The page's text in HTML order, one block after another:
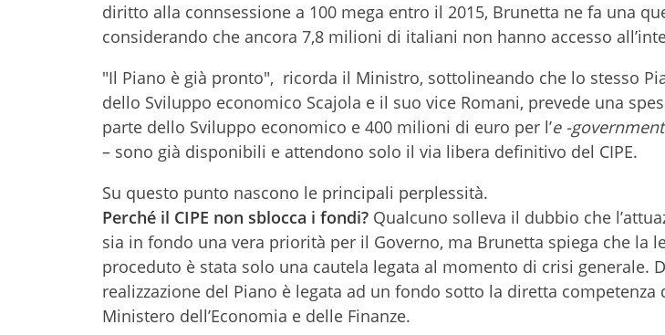
diritto alla connsessione a 100 mega entro il 2015, Brunetta ne fa una
considerando che ancora 7,8 milioni di italiani non hanno accesso
"Il Piano è già pronto", ricorda il Ministro, sottolineando che lo stesso
dello Sviluppo economico Scajola e il suo vice Romani, prevede una
parte dello Sviluppo economico e 400 milioni di euro per l’e -
– sono già disponibili e attendono solo il via libera definitivo del CIPE.
Su questo punto nascono le principali perplessità.
Perché il CIPE non sblocca i fondi? Qualcuno solleva il dubbio che
sia in fondo una vera priorità per il Governo, ma Brunetta spiega che la
proceduto è stata solo una cautela legata al momento di crisi generale.
realizzazione del Piano è legata ad un fondo sotto la diretta competenza
Ministero dell’Economia e delle Finanze.